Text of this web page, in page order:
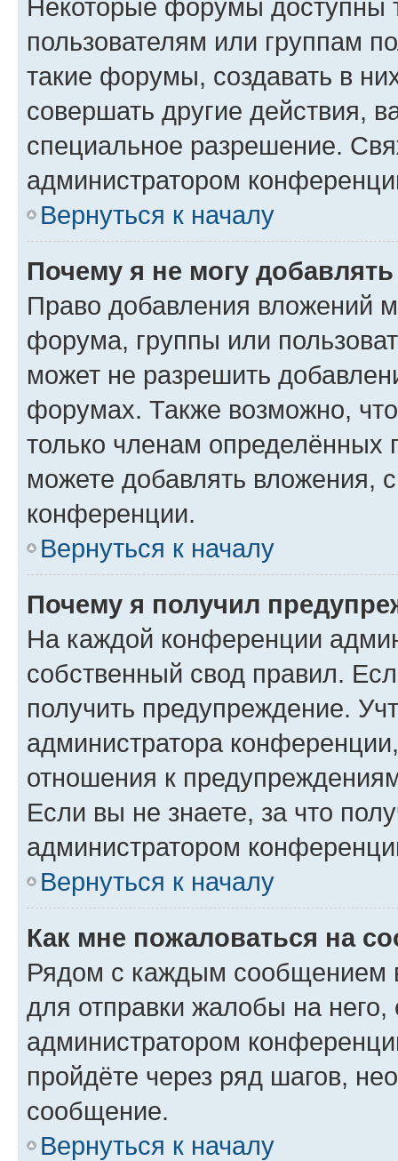
Некоторые форумы доступны
пользователям или группам
такие форумы, создавать в
совершать другие действия,
специальное разрешение.
администратором
Вернуться к началу
Почему я не могу
Право добавления вложений
форума, группы или
может не разрешить
форумах. Также возможно,
только членам определённых
можете добавлять вложения,
конференции.
Вернуться к началу
Почему я получил
На каждой конференции
собственный свод правил.
получить предупреждение.
администратора
отношения к
Если вы не знаете, за что
администратором
Вернуться к началу
Как мне пожаловаться на
Рядом с каждым сообщением
для отправки жалобы на
администратором
пройдёте через ряд шагов,
сообщение.
Вернуться к началу